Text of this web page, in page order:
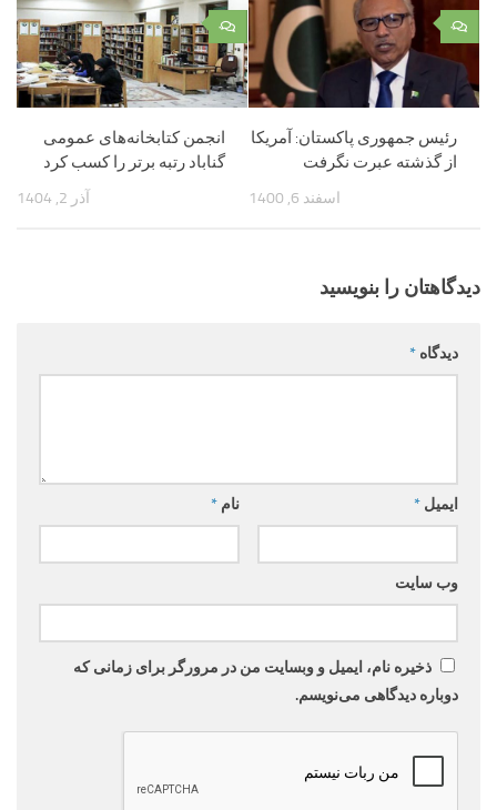
۰
انجمن کتابخانه‌های عمومی
گناباد رتبه برتر را کسب کرد
آذر 2, 1404
۰
رئیس جمهوری پاکستان: آمریکا
از گذشته عبرت نگرفت
اسفند 6, 1400
دیدگاهتان را بنویسید
دیدگاه *
نام * ایمیل *
وب‌ سایت
ذخیره نام، ایمیل و وبسایت من در مرورگر برای زمانی که
دوباره دیدگاهی می‌نویسم.